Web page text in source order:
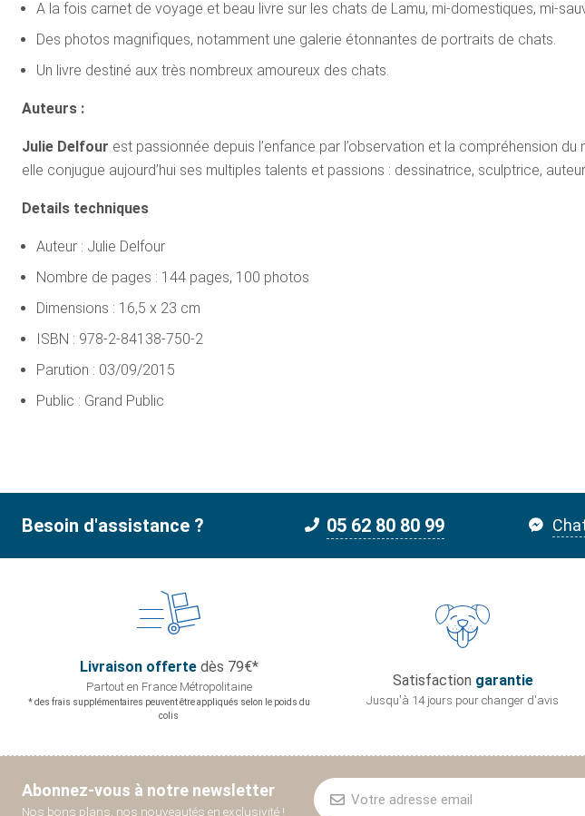
A la fois carnet de voyage et beau livre sur les chats de Lamu, mi-domestiques, mi-
Des photos magnifiques, notamment une galerie étonnantes de portraits de chats.
Un livre destiné aux très nombreux amoureux des chats.
Auteurs :
Julie Delfour est passionnée depuis l’enfance par l’observation et la compréhension
elle conjugue aujourd’hui ses multiples talents et passions : dessinatrice, sculptrice,
Details techniques
Auteur : Julie Delfour
Nombre de pages : 144 pages, 100 photos
Dimensions : 16,5 x 23 cm
ISBN : 978-2-84138-750-2
Parution : 03/09/2015
Public : Grand Public
Besoin d'assistance ? 05 62 80 80 99
Livraison offertedès 79€*
Partout en France Métropolitaine
* des frais supplémentaires peuvent être appliqués selon le poids du
colis
Satisfaction garantie
Jusqu'à 14 jours pour changer d'avis
Abonnez-vous à notre newsletter
Nos bons plans, nos nouveautés en exclusivité !